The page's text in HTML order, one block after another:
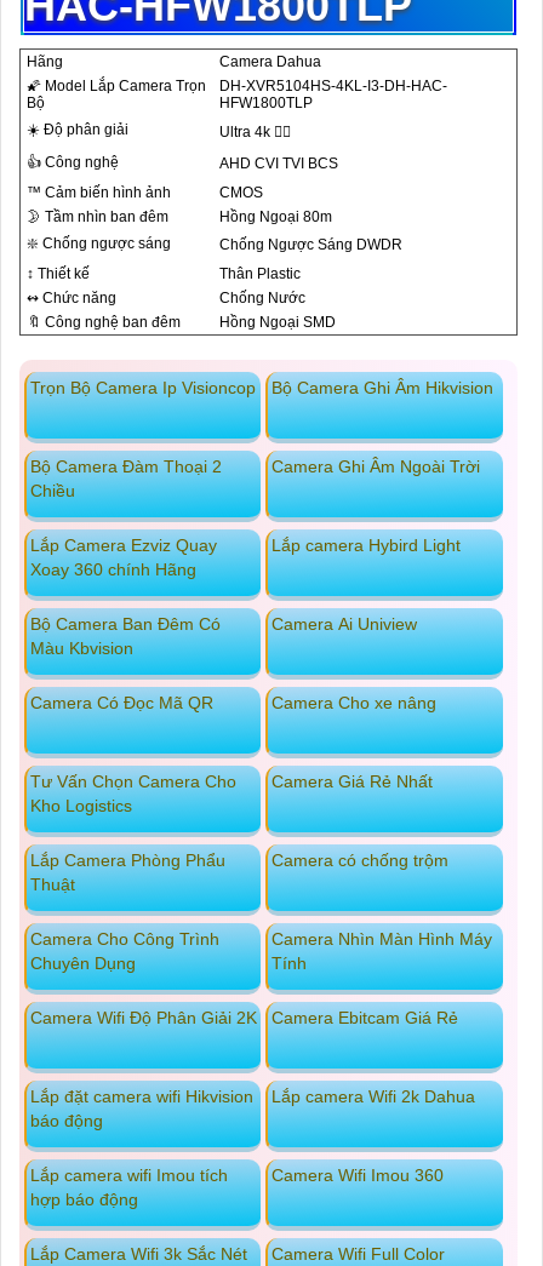
Hãng
Camera Dahua
🌠 Model Lắp Camera Trọn
Bộ
DH-XVR5104HS-4KL-I3-DH-HAC-
HFW1800TLP
☀️ Độ phân giải
Ultra 4k 👍🏾
👍 Công nghệ
AHD CVI TVI BCS
™️ Cảm biến hình ảnh
CMOS
🌛 Tầm nhìn ban đêm
Hồng Ngoại 80m
❇️ Chống ngược sáng
Chống Ngược Sáng DWDR
↕️ Thiết kế
Thân Plastic
↭ Chức năng
Chống Nước
🔖 Công nghệ ban đêm
Hồng Ngoại SMD
Trọn Bộ Camera Ip Visioncop Bộ Camera Ghi Âm Hikvision
Bộ Camera Đàm Thoại 2
Chiều
Camera Ghi Âm Ngoài Trời
Lắp Camera Ezviz Quay
Xoay 360 chính Hãng
Lắp camera Hybird Light
Bộ Camera Ban Đêm Có
Màu Kbvision
Camera Ai Uniview
Camera Có Đọc Mã QR Camera Cho xe nâng
Tư Vấn Chọn Camera Cho
Kho Logistics
Camera Giá Rẻ Nhất
Lắp Camera Phòng Phẩu
Thuật
Camera có chống trộm
Camera Cho Công Trình
Chuyên Dụng
Camera Nhìn Màn Hình Máy
Tính
Camera Wifi Độ Phân Giải 2K Camera Ebitcam Giá Rẻ
Lắp đặt camera wifi Hikvision
báo động
Lắp camera Wifi 2k Dahua
Lắp camera wifi Imou tích
hợp báo động
Camera Wifi Imou 360
Lắp Camera Wifi 3k Sắc Nét Camera Wifi Full Color